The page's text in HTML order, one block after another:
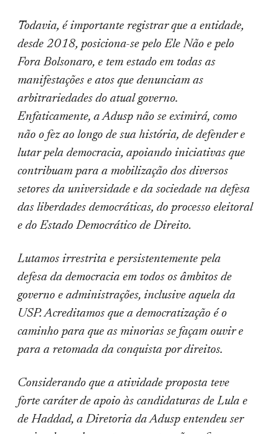
Todavia, é importante registrar que a entidade,
desde 2018, posiciona-se pelo Ele Não e pelo
Fora Bolsonaro, e tem estado em todas as
manifestações e atos que denunciam as
arbitrariedades do atual governo.
Enfaticamente, a Adusp não se eximirá, como
não o fez ao longo de sua história, de defender e
lutar pela democracia, apoiando iniciativas que
contribuam para a mobilização dos diversos
setores da universidade e da sociedade na defesa
das liberdades democráticas, do processo eleitoral
e do Estado Democrático de Direito.
Lutamos irrestrita e persistentemente pela
defesa da democracia em todos os âmbitos de
governo e administrações, inclusive aquela da
USP. Acreditamos que a democratização é o
caminho para que as minorias se façam ouvir e
para a retomada da conquista por direitos.
Considerando que a atividade proposta teve
forte caráter de apoio às candidaturas de Lula e
de Haddad, a Diretoria da Adusp entendeu ser